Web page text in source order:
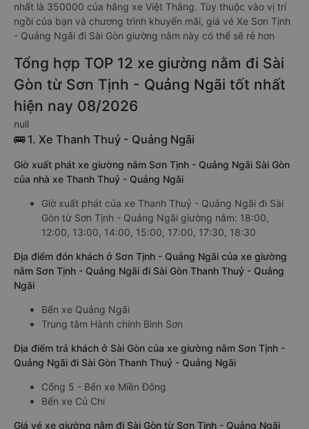
nhất là 350000 của hãng xe Việt Thắng. Tùy thuộc vào vị trí
ngồi của bạn và chương trình khuyến mãi, giá vé Xe Sơn Tịnh
- Quảng Ngãi đi Sài Gòn giường nằm này có thể sẽ rẻ hơn
Tổng hợp TOP 12 xe giường nằm đi Sài
Gòn từ Sơn Tịnh - Quảng Ngãi tốt nhất
hiện nay 08/2026
null
🚌 1. Xe Thanh Thuỷ - Quảng Ngãi
Giờ xuất phát xe giường nằm Sơn Tịnh - Quảng Ngãi Sài Gòn
của nhà xe Thanh Thuỷ - Quảng Ngãi
Giờ xuất phát của xe Thanh Thuỷ - Quảng Ngãi đi Sài
Gòn từ Sơn Tịnh - Quảng Ngãi giường nằm: 18:00,
12:00, 13:00, 14:00, 15:00, 17:00, 17:30, 18:30
Địa điểm đón khách ở Sơn Tịnh - Quảng Ngãi của xe giường
nằm Sơn Tịnh - Quảng Ngãi đi Sài Gòn Thanh Thuỷ - Quảng
Ngãi
Bến xe Quảng Ngãi
Trung tâm Hành chính Bình Sơn
Địa điểm trả khách ở Sài Gòn của xe giường nằm Sơn Tịnh -
Quảng Ngãi đi Sài Gòn Thanh Thuỷ - Quảng Ngãi
Cổng 5 - Bến xe Miền Đông
Bến xe Củ Chi
Giá vé xe giường nằm đi Sài Gòn từ Sơn Tịnh - Quảng Ngãi